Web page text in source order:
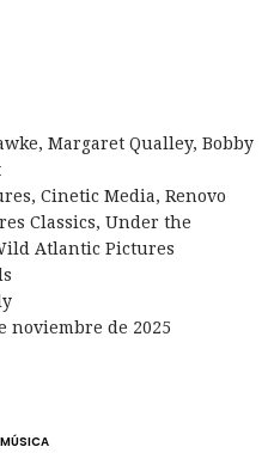
Margaret Qualley, Bobby
Cinetic Media, Renovo
Classics, Under the
Atlantic Pictures
noviembre de 2025
MÚSICA